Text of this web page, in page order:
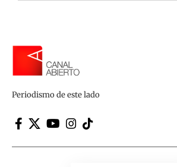
Periodismo de este lado